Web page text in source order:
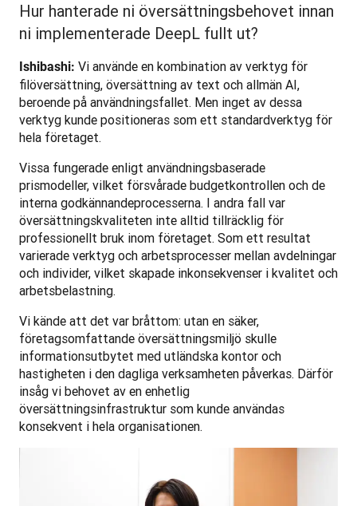
Hur hanterade ni översättningsbehovet innan
ni implementerade DeepL fullt ut?
Ishibashi: Vi använde en kombination av verktyg för
filöversättning, översättning av text och allmän AI,
beroende på användningsfallet. Men inget av dessa
verktyg kunde positioneras som ett standardverktyg för
hela företaget.
Vissa fungerade enligt användningsbaserade
prismodeller, vilket försvårade budgetkontrollen och de
interna godkännandeprocesserna. I andra fall var
översättningskvaliteten inte alltid tillräcklig för
professionellt bruk inom företaget. Som ett resultat
varierade verktyg och arbetsprocesser mellan avdelningar
och individer, vilket skapade inkonsekvenser i kvalitet och
arbetsbelastning.
Vi kände att det var bråttom: utan en säker,
företagsomfattande översättningsmiljö skulle
informationsutbytet med utländska kontor och
hastigheten i den dagliga verksamheten påverkas. Därför
insåg vi behovet av en enhetlig
översättningsinfrastruktur som kunde användas
konsekvent i hela organisationen.